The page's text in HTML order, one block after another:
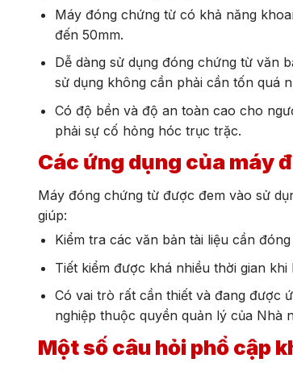
Máy đóng chứng từ có khả năng
đến 50mm.
Dễ dàng sử dụng đóng chứng từ văn
sử dụng không cần phải cần tốn quá
Có độ bền và độ an toàn cao cho
phải sự cố hỏng hóc trục trặc.
Các ứng dụng của máy
Máy đóng chứng từ được đem vào sử
giúp:
Kiểm tra các văn bản tài liệu cần
Tiết kiểm được khá nhiều thời gian
Có vai trò rất cần thiết và đang được
nghiệp thuộc quyền quản lý của Nhà
Một số câu hỏi phổ cập